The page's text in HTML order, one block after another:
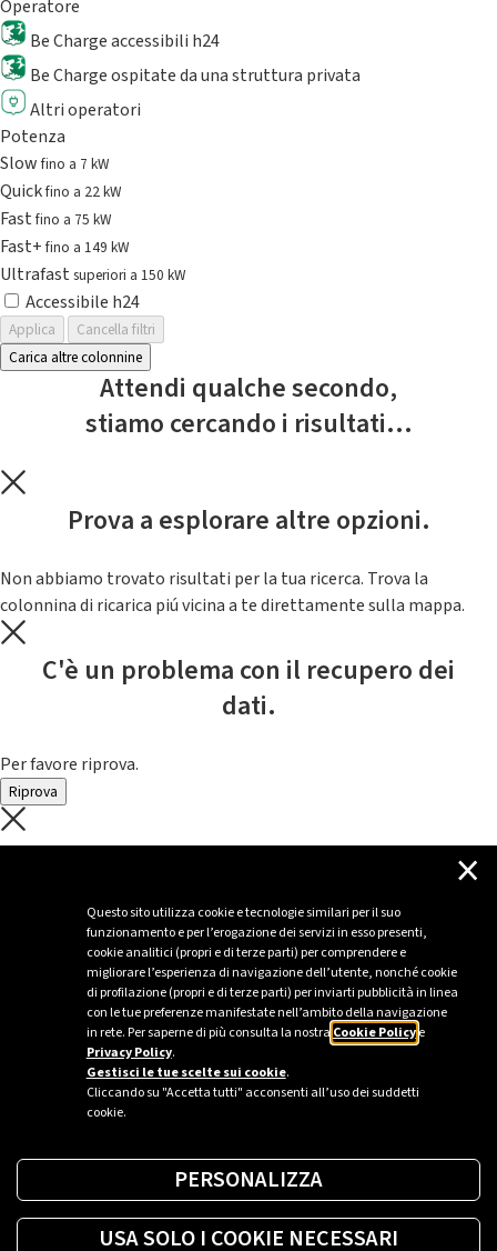
Questo sito utilizza cookie e tecnologie similari per il suo
funzionamento e per l’erogazione dei servizi in esso presenti,
cookie analitici (propri e di terze parti) per comprendere e
migliorare l’esperienza di navigazione dell’utente, nonché cookie
di profilazione (propri e di terze parti) per inviarti pubblicità in linea
con le tue preferenze manifestate nell’ambito della navigazione
in rete. Per saperne di più consulta la nostra Cookie Policye
Privacy Policy.
Gestisci le tue scelte sui cookie.
Cliccando su "Accetta tutti" acconsenti all’uso dei suddetti
cookie.
×
PERSONALIZZA
USA SOLO I COOKIE NECESSARI
Operatore
Be Charge accessibili h24
Be Charge ospitate da una struttura privata
Altri operatori
Potenza
Slowfino a 7 kW
Quickfino a 22 kW
Fastfino a 75 kW
Fast+fino a 149 kW
Ultrafast superiori a 150 kW
Accessibile h24
Applica
Cancella filtri
Carica altre colonnine
Attendi qualche secondo,
stiamo cercando i risultati...
Prova a esplorare altre opzioni.
Non abbiamo trovato risultati per la tua ricerca. Trova la
colonnina di ricarica piú vicina a te direttamente sulla mappa.
C'è un problema con il recupero dei
dati.
Per favore riprova.
Riprova
C'è un problema con il recupero dei
Per favore riprova piú tardi
Sei un’azienda o una PA?
Trova la soluzione più giusta per te.
Richiedi una colonnina